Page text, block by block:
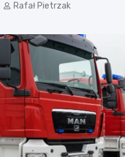
Rafał Pietrzak